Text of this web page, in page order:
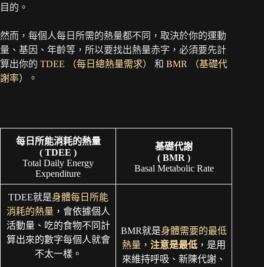
目的。
然而，每個人每日所需的熱量都不同，取決於你的運動
量、基因、年齡等，所以要找出熱量赤字，必須要先計
算出你的 TDEE （每日總熱量需求） 和 BMR （基礎代
謝率）。
每日所能消耗的熱量
( TDEE )
Total Daily Energy
Expenditure
基礎代謝
( BMR )
Basal Metabolic Rate
TDEE就是身體每日所能
消耗的熱量 ，會依據個人
活動量、吃的食物不同計
算出來的數字每個人就會
不太一樣。
BMR就是身體需要的最低
熱量 ， 注意是最低 ，是用
來維持呼吸、新陳代謝、